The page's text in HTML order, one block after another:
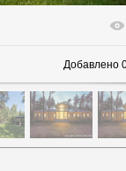
В
Добавлено